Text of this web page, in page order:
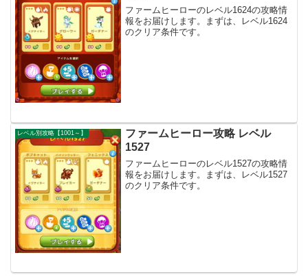
ファームヒーローのレベル1624の攻略情
報をお届けします。まずは、レベル1624
のクリア条件です。
レベル別攻略【1001～】
ファームヒーロー攻略 レベル
1527
ファームヒーローのレベル1527の攻略情
報をお届けします。まずは、レベル1527
のクリア条件です。